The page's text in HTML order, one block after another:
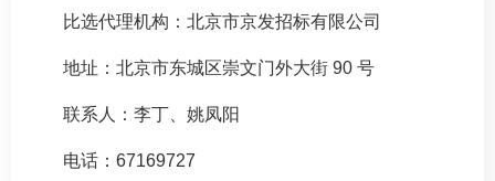
比选代理机构：北京市京发招标有限公司
地址：北京市东城区崇文门外大街 90 号
联系人：李丁、姚凤阳
电话：67169727